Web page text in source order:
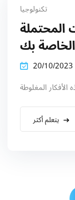
تكنولوجيا
المحتملة
الخاصة بك
20/10/2023
يتعلم أكثر